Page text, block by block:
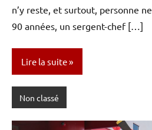
n’y reste, et surtout, personne
90 années, un sergent-chef […]
Lire la suite
Non classé